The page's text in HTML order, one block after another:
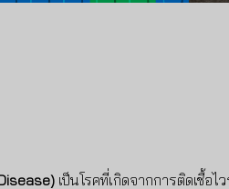
เป็นโรคที่เกิดจากการติดเชื้อ